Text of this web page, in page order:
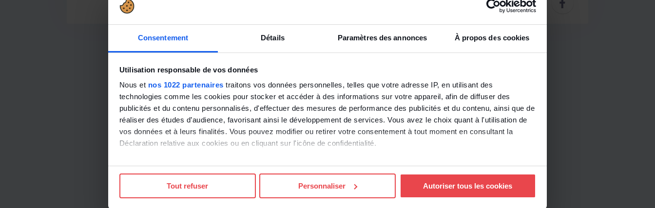
Consentement Détails Paramètres des annonces À propos des cookies
Utilisation responsable de vos données
Nous et nos 1022 partenaires traitons vos données personnelles, telles que votre adresse IP, en utilisant des
technologies comme les cookies pour stocker et accéder à des informations sur votre appareil, afin de diffuser des
publicités et du contenu personnalisés, d'effectuer des mesures de performance des publicités et du contenu, ainsi que de
réaliser des études d’audience, favorisant ainsi le développement de services. Vous avez le choix quant à l'utilisation de
vos données et à leurs finalités. Vous pouvez modifier ou retirer votre consentement à tout moment en consultant la
Déclaration relative aux cookies ou en cliquant sur l'icône de confidentialité.
Si vous le permettez, nous aimerions également :
Identifier votre appareil en l'analysant activement pour en relever les caractéristiques spécifiques (empreintes
Tout refuser Personnaliser Autoriser tous les cookies